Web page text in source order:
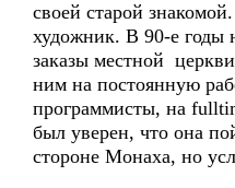
своей старой
художник. В 90-е годы
заказы местной
ним на постоянную
программисты, на
был уверен, что она
стороне Монаха, но